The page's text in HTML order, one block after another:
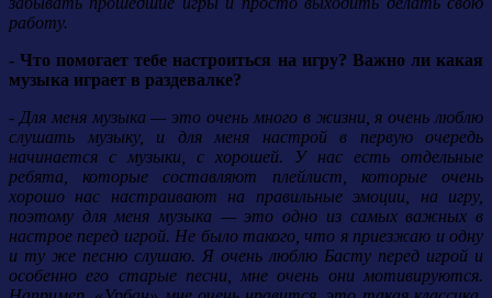
работу.
- Что помогает тебе настроиться на игру? Важно ли какая
музыка играет в раздевалке?
- Для меня музыка — это очень много в жизни, я очень люблю
слушать музыку, и для меня настрой в первую очередь
начинается с музыки, с хорошей. У нас есть отдельные
ребята, которые составляют плейлист, которые очень
хорошо нас настраивают на правильные эмоции, на игру,
поэтому для меня музыка — это одно из самых важных в
настрое перед игрой. Не было такого, что я приезжаю и одну
и ту же песню слушаю. Я очень люблю Басту перед игрой и
особенно его старые песни, мне очень они мотивируются.